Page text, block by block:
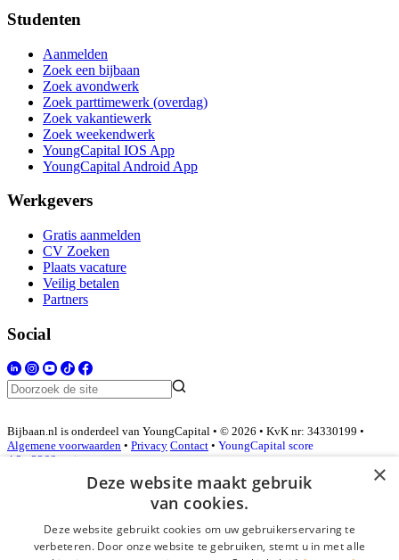
Studenten
Aanmelden
Zoek een bijbaan
Zoek avondwerk
Zoek parttimewerk (overdag)
Zoek vakantiewerk
Zoek weekendwerk
YoungCapital IOS App
YoungCapital Android App
Werkgevers
Gratis aanmelden
CV Zoeken
Plaats vacature
Veilig betalen
Partners
Social
Bijbaan.nl is onderdeel van YoungCapital • © 2026 • KvK nr: 34330199 •
Algemene voorwaarden • Privacy Contact • YoungCapital score
4.3 - 3366 reviews
Inloggen als bedrijf
×
Deze website maakt gebruik
van cookies.
Deze website gebruikt cookies om uw gebruikerservaring te
verbeteren. Door onze website te gebruiken, stemt u in met alle